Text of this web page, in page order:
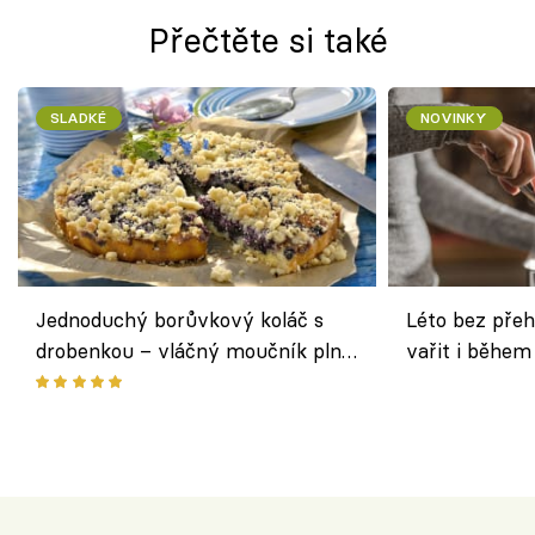
Přečtěte si také
SLADKÉ
Jednoduchý borůvkový koláč s
drobenkou – vláčný moučník plný
ovoce
NOVINKY
Léto bez
vařit i